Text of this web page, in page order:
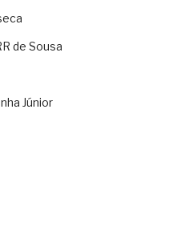
de Sousa
Júnior